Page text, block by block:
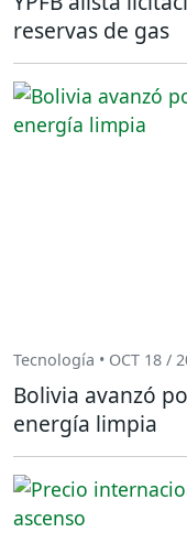
reservas de gas
Tecnología • OCT 18 /
Bolivia avanzó
energía limpia